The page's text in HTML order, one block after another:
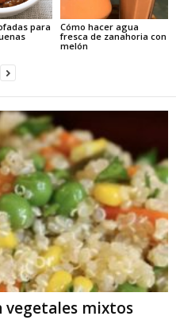
para
Cómo hacer agua
fresca de zanahoria con
melón
vegetales mixtos